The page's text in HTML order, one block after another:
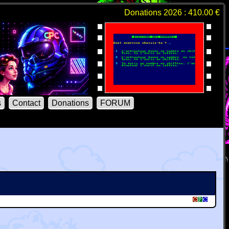
Donations 2026 : 410.00 €
Contact Donations FORUM